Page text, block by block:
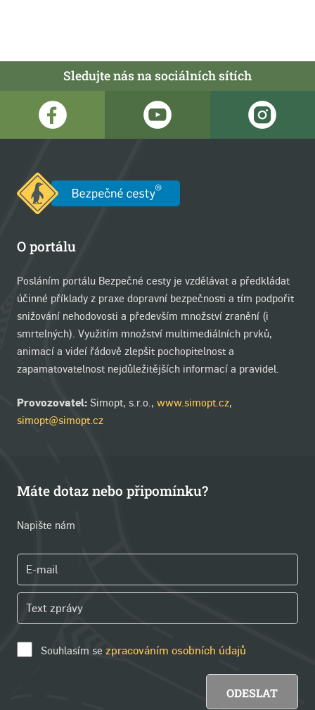
Sledujte nás na sociálních sítích
O portálu
Posláním portálu Bezpečné cesty je vzdělávat a předkládat
účinné příklady z praxe dopravní bezpečnosti a tím podpořit
snižování nehodovosti a především množství zranění (i
smrtelných). Využitím množství multimediálních prvků,
animací a videí řádově zlepšit pochopitelnost a
zapamatovatelnost nejdůležitějších informací a pravidel.
Provozovatel: Simopt, s.r.o., www.simopt.cz,
simopt@simopt.cz
Máte dotaz nebo připomínku?
Napište nám
Souhlasím se zpracováním osobních údajů